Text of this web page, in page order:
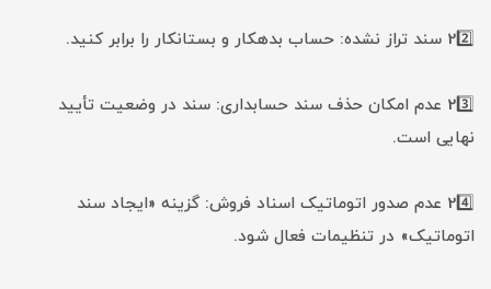
22️⃣ سند تراز نشده: حساب بدهکار و بستانکار را برابر کنید.
23️⃣ عدم امکان حذف سند حسابداری: سند در وضعیت تأیید
نهایی است.
24️⃣ عدم صدور اتوماتیک اسناد فروش: گزینه «ایجاد سند
اتوماتیک» در تنظیمات فعال شود.